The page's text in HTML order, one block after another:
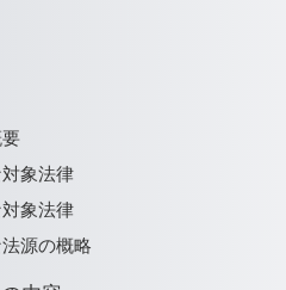
象法律
象法律
源の概略